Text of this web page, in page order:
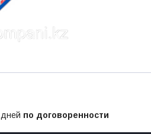
дней по договоренности